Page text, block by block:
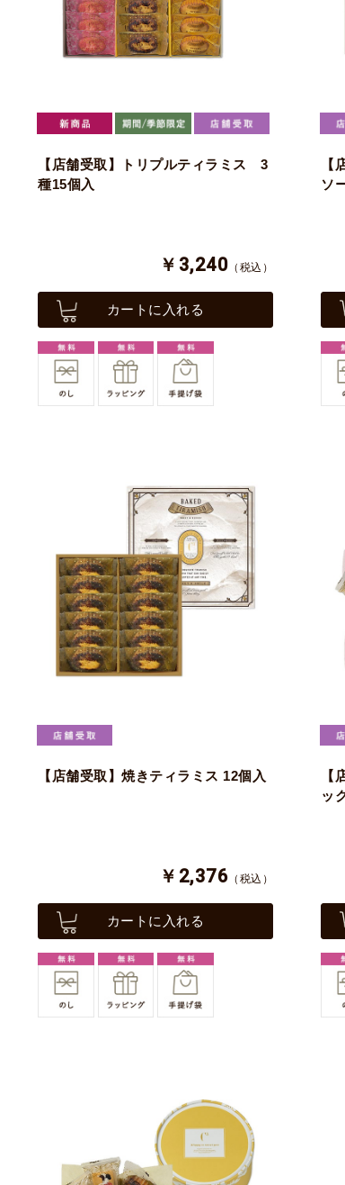
【店舗受取】トリプルティラミス 3
種15個入
￥3,240 （税込）
カートに入れる
【
ソ
【店舗受取】焼きティラミス 12個入
￥2,376 （税込）
カートに入れる
【
ッ